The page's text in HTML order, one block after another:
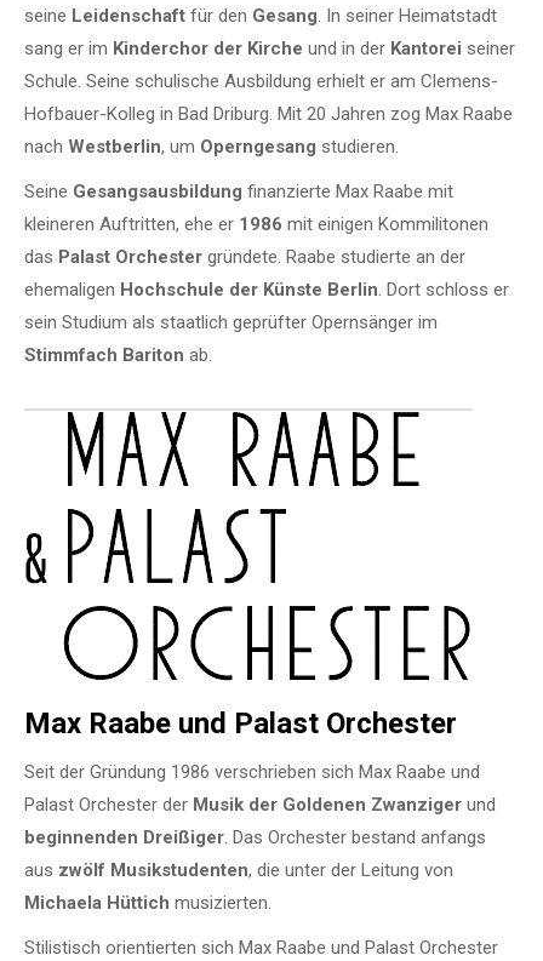
seine Leidenschaft für den Gesang. In seiner Heimatstadt
sang er im Kinderchor der Kirche und in der Kantorei seiner
Schule. Seine schulische Ausbildung erhielt er am Clemens-
Hofbauer-Kolleg in Bad Driburg. Mit 20 Jahren zog Max Raabe
nach Westberlin, um Operngesang studieren.
Seine Gesangsausbildung finanzierte Max Raabe mit
kleineren Auftritten, ehe er 1986 mit einigen Kommilitonen
das Palast Orchester gründete. Raabe studierte an der
ehemaligen Hochschule der Künste Berlin. Dort schloss er
sein Studium als staatlich geprüfter Opernsänger im
Stimmfach Bariton ab.
Max Raabe und Palast Orchester
Seit der Gründung 1986 verschrieben sich Max Raabe und
Palast Orchester der Musik der Goldenen Zwanziger und
beginnenden Dreißiger. Das Orchester bestand anfangs
aus zwölf Musikstudenten, die unter der Leitung von
Michaela Hüttich musizierten.
Stilistisch orientierten sich Max Raabe und Palast Orchester